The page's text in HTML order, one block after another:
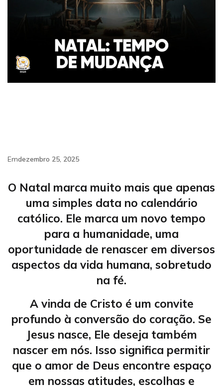
Emdezembro 25, 2025
O Natal marca muito mais que apenas
uma simples data no calendário
católico. Ele marca um novo tempo
para a humanidade, uma
oportunidade de renascer em diversos
aspectos da vida humana, sobretudo
na fé.
A vinda de Cristo é um convite
profundo à conversão do coração. Se
Jesus nasce, Ele deseja também
nascer em nós. Isso significa permitir
que o amor de Deus encontre espaço
em nossas atitudes, escolhas e